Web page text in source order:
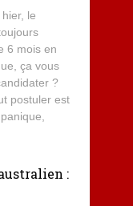
le
6 mois en
ça vous
?
postuler est
: